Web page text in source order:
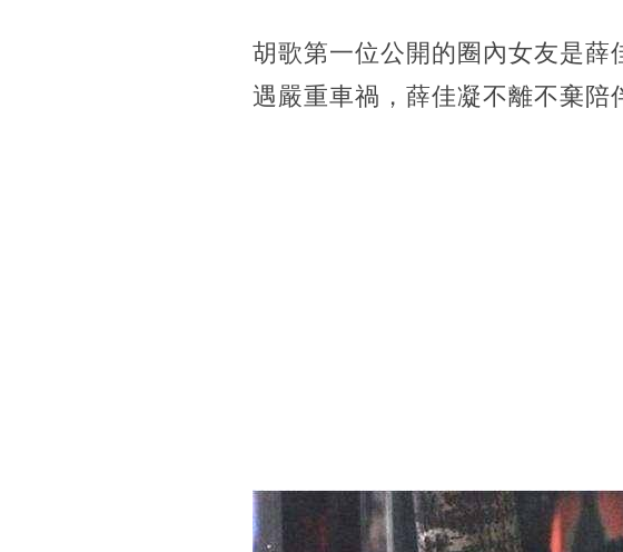
胡歌第一位公開的圈內女友是薛
遇嚴重車禍，薛佳凝不離不棄陪